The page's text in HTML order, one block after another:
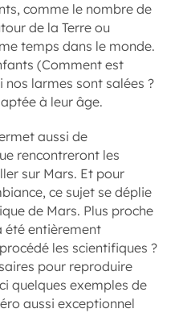
comme le nombre de
de la Terre ou
temps dans le monde.
(Comment est
larmes sont salées ?
à leur âge.
aussi de
rencontreront les
sur Mars. Et pour
ce sujet se déplie
de Mars. Plus proche
été entièrement
les scientifiques ?
pour reproduire
quelques exemples de
aussi exceptionnel